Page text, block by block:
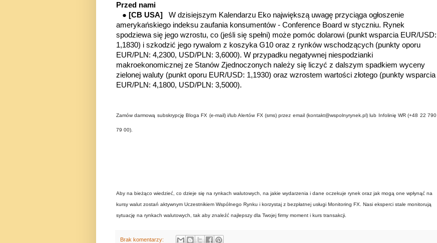
Przed nami
● [CB USA] W dzisiejszym Kalendarzu Eko największą uwagę przyciąga ogłoszenie
amerykańskiego indeksu zaufania konsumentów - Conference Board w styczniu. Rynek
spodziewa się jego wzrostu, co (jeśli się spełni) może pomóc dolarowi (punkt wsparcia EUR/USD:
1,1830) i szkodzić jego rywalom z koszyka G10 oraz z rynków wschodzących (punkty oporu
EUR/PLN: 4,2300, USD/PLN: 3,6000). W przypadku negatywnej niespodzianki
makroekonomicznej ze Stanów Zjednoczonych należy się liczyć z dalszym spadkiem wyceny
zielonej waluty (punkt oporu EUR/USD: 1,1930) oraz wzrostem wartości złotego (punkty wsparcia
EUR/PLN: 4,1800, USD/PLN: 3,5000).
Zamów darmową subskrypcję Bloga FX (e-mail) i/lub Alertów FX (sms) przez email (kontakt@wspolnyrynek.pl) lub Infolinię WR (+48 22 790
79 00).
Aby na bieżąco wiedzieć, co dzieje się na rynkach walutowych, na jakie wydarzenia i dane oczekuje rynek oraz jak mogą one wpłynąć na
kursy walut zostań aktywnym Uczestnikiem Wspólnego Rynku i korzystaj z bezpłatnej usługi Monitoring FX. Nasi eksperci stale monitorują
sytuację na rynkach walutowych, tak aby znaleźć najlepszy dla Twojej firmy moment i kurs transakcji.
Brak komentarzy: